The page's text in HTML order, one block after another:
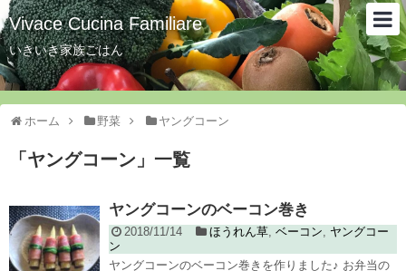
Vivace Cucina Familiare
いきいき家族ごはん
ホーム 野菜 ヤングコーン
「 ヤングコーン 」 一覧
ヤングコーンのベーコン巻き
2018/11/14 ほうれん草, ベーコン, ヤングコー
ン
ヤングコーンのベーコン巻きを作りました♪ お弁当の